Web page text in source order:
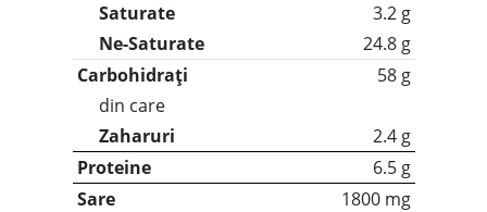
Saturate
3.2 g
Ne-Saturate
24.8 g
Carbohidrați
58 g
din care
Zaharuri
2.4 g
Proteine
6.5 g
Sare
1800 mg